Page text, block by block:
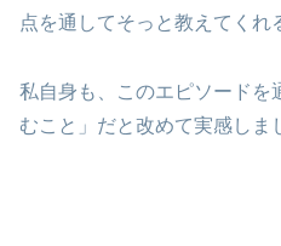
点を通してそっと教えてくれ
私自身も、このエピソードを
むこと」だと改めて実感しま